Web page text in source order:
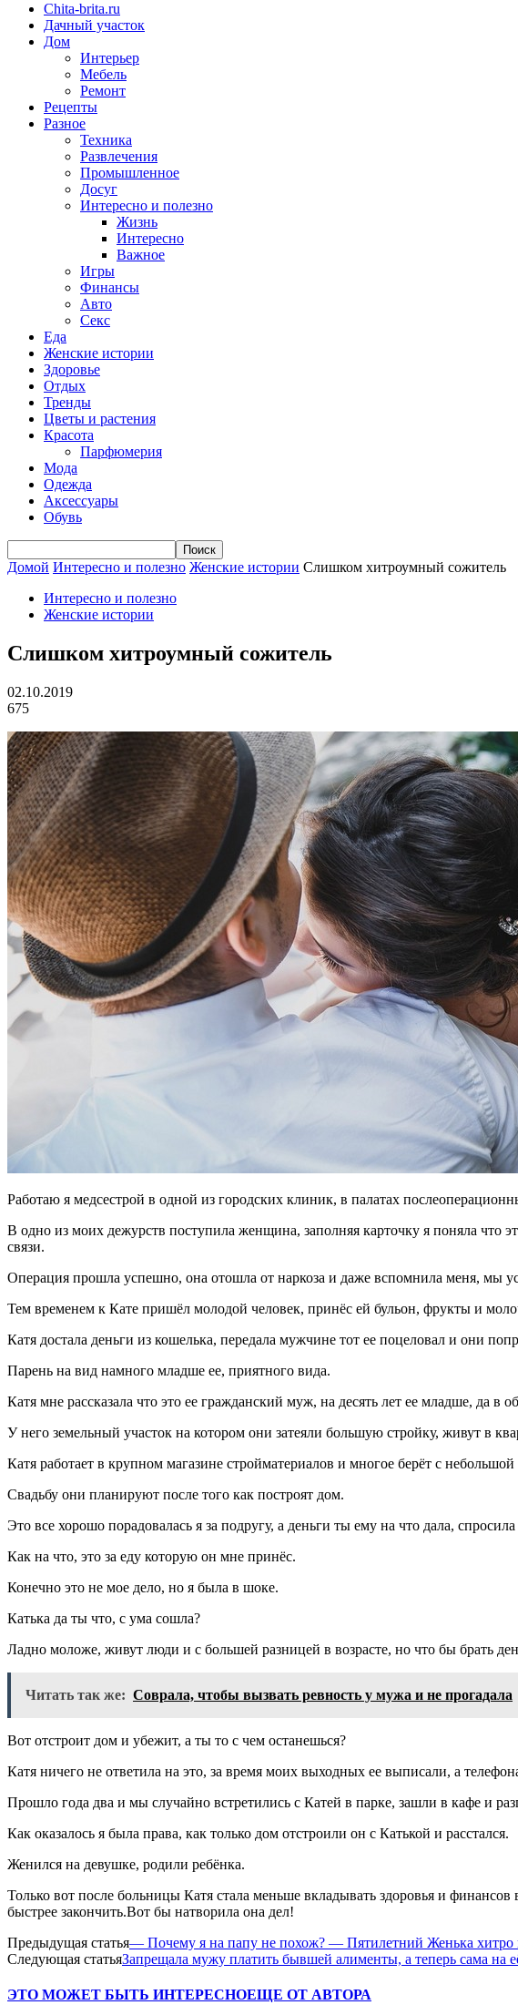
Chita-brita.ru
Дачный участок
Дом
Интерьер
Мебель
Ремонт
Рецепты
Разное
Техника
Развлечения
Промышленное
Досуг
Интересно и полезно
Жизнь
Интересно
Важное
Игры
Финансы
Авто
Секс
Еда
Женские истории
Здоровье
Отдых
Тренды
Цветы и растения
Красота
Парфюмерия
Мода
Одежда
Аксессуары
Обувь
Домой Интересно и полезно Женские истории Слишком хитроумный сожитель
Интересно и полезно
Женские истории
Слишком хитроумный сожитель
02.10.2019
675
Работаю я медсестрой в одной из городских клиник, в палатах
В одно из моих дежурств поступила женщина, заполняя карточку я поняла что
связи.
Операция прошла успешно, она отошла от наркоза и даже вспомнила меня, мы
Тем временем к Кате пришёл молодой человек, принёс ей бульон, фрукты и
Катя достала деньги из кошелька, передала мужчине тот ее поцеловал и они
Парень на вид намного младше ее, приятного вида.
Катя мне рассказала что это ее гражданский муж, на десять лет ее младше, да
У него земельный участок на котором они затеяли большую стройку, живут в
Катя работает в крупном магазине стройматериалов и многое берёт с
Свадьбу они планируют после того как построят дом.
Это все хорошо порадовалась я за подругу, а деньги ты ему на что дала, спросила
Как на что, это за еду которую он мне принёс.
Конечно это не мое дело, но я была в шоке.
Катька да ты что, с ума сошла?
Ладно моложе, живут люди и с большей разницей в возрасте, но что бы брать
Читать так же: Соврала, чтобы вызвать ревность у мужа и не прогадала
Вот отстроит дом и убежит, а ты то с чем останешься?
Катя ничего не ответила на это, за время моих выходных ее выписали, а
Прошло года два и мы случайно встретились с Катей в парке, зашли в кафе и
Как оказалось я была права, как только дом отстроили он с Катькой и расстался.
Женился на девушке, родили ребёнка.
Только вот после больницы Катя стала меньше вкладывать здоровья и
быстрее закончить.Вот бы натворила она дел!
Предыдущая статья— Почему я на папу не похож? — Пятилетний Женька хитро
Следующая статьяЗапрещала мужу платить бывшей алименты, а теперь сама на
ЭТО МОЖЕТ БЫТЬ ИНТЕРЕСНОЕЩЕ ОТ АВТОРА